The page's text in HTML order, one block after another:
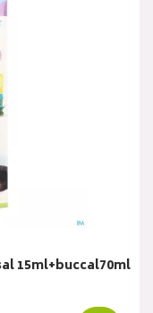
15ml+buccal70ml